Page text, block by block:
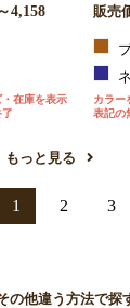
4,158
在庫を表示
もっと見る
販売
カラー
表記の
1 2 3
の他違う方法で探